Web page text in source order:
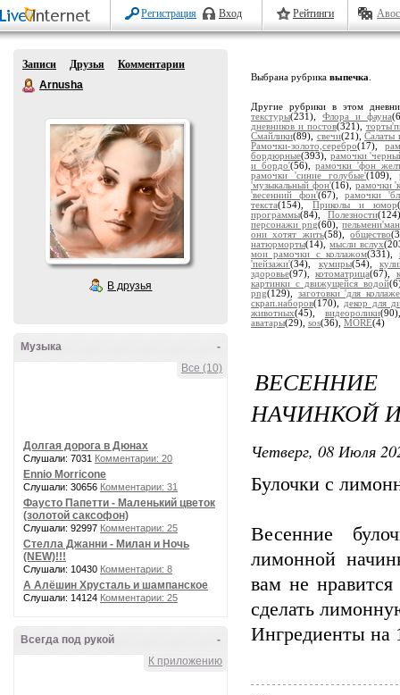
Регистрация Вход Рейтинги
Записи Друзья
Комментарии
Arnusha
В друзья
-
Музыка
Все (10)
Долгая дорога в Дюнах
Слушали: 7031 Комментарии: 20
Ennio Morricone
Слушали: 30656 Комментарии: 31
Фаусто Папетти - Маленький цветок
(золотой саксофон)
Слушали: 92997 Комментарии: 25
Стелла Джанни - Милан и Ночь
(NEW)!!!
Слушали: 10430 Комментарии: 8
А Алёшин Хрусталь и шампанское
Слушали: 14124 Комментарии: 25
-
Всегда под рукой
К приложению
Выбрана рубрика выпечка
Другие рубрики в этом
текстуры(231), Флора и фауна
дневников и постов(321),
Смайлики(89), свечи(21),Салаты
Рамочки-золото,серебро(17),
бордюрные(393), рамочки
и бордо'(56),рамочки 'фон
рамочки 'синие голубые'(109),
'музыкальный фон'(16), рамочки
'весенний фон'(67),рамочки
текста(154), Приколы и юмор
программы(84),Полезности
персонажи png(60),
они хотят жить(58),общество
натюрморты(14),мысли вслух
мои рамочки с коллажом(331),
'пейзажи'(34), кумиры(54),
здоровье(97),котоматрица(67),
картинки с движущейся водой
png(129), заготовки 'для
скрап.наборов(170), декор для
животных(45), видеоролики
аватары(29), sos(36), MORE(4)
НАЧИНКОЙ
Четверг, 08 Июля
Булочки с
Весенние
лимонной
вам не
сделать
Ингредиенты на